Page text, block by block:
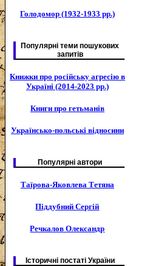
Голодомор (1932-1933 рр.)
Популярні теми пошукових
запитів
Книжки про російську агресію в
Україні (2014-2023 рр.)
Книги про гетьманів
Українсько-польські відносини
Популярні автори
Таїрова-Яковлева Тетяна
Піддубний Сергій
Речкалов Олександр
Історичні постаті України